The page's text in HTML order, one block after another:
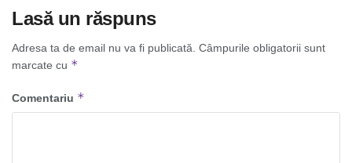
Lasă un răspuns
Adresa ta de email nu va fi publicată. Câmpurile obligatorii sunt
marcate cu *
Comentariu *